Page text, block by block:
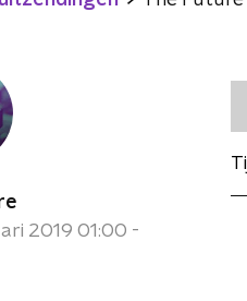
2019 01:00 -